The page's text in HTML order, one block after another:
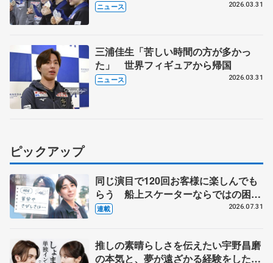
ニュース 2026.03.31
三浦佳生「苦しい時間の方が多かっ
た」 世界フィギュアから帰国
ニュース 2026.03.31
ピックアップ
同じ演目で120回お客様に楽しんでも
らう 船上スケーターならではの困難
とは 影響あったPIW前キャプテン松
連載 2026.07.31
推しの素晴らしさを伝えたい宇野昌磨
の本気と、夢が遠ざかる経験をした本